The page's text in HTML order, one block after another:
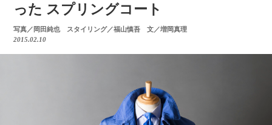
った スプリングコート
写真／岡田純也 スタイリング／福山慎吾 文／増岡真理
2015.02.10